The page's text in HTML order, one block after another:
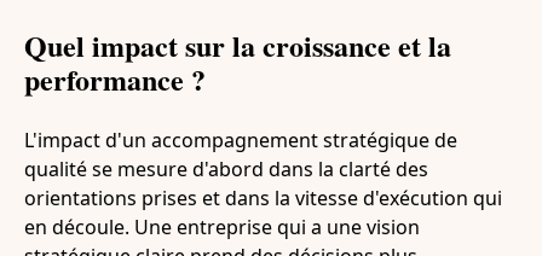
Quel impact sur la croissance et la
performance ?
L'impact d'un accompagnement stratégique de
qualité se mesure d'abord dans la clarté des
orientations prises et dans la vitesse d'exécution qui
en découle. Une entreprise qui a une vision